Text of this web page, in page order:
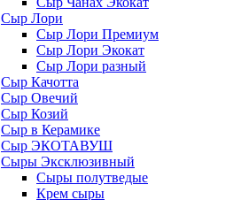
Сыр Лори
Сыр Лори Премиум
Сыр Лори Экокат
Сыр Лори разный
Сыр Качотта
Сыр Овечий
Сыр Козий
Сыр в Керамике
Сыр ЭКОТАВУШ
Сыры Эксклюзивный
Сыры полутведые
Крем сыры